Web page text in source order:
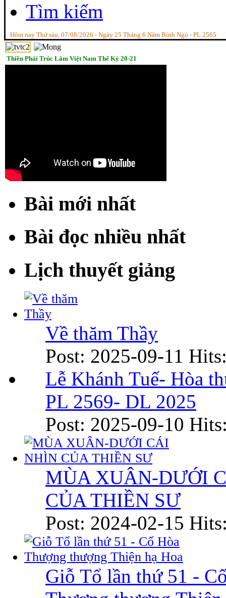
Tìm kiếm
Hôm nay Thứ sáu, 07/08/2026 - Ngày 25 Tháng 6 Năm Bính Ngọ - PL 2565
Thiền Phái Trúc Lâm Việt Nam Thế Kỷ 20-21
Bài mới nhất
Bài đọc nhiều nhất
Lịch thuyết giảng
Về thăm Thầy
Post: 2025-09-11
Lễ Khánh Tuế- Hòa
PL 2569- DL 2025
Post: 2025-09-10
MÙA XUÂN-DƯỚI
CỦA THIỀN SƯ
Post: 2024-02-15
Giỗ Tổ lần thứ 51 -